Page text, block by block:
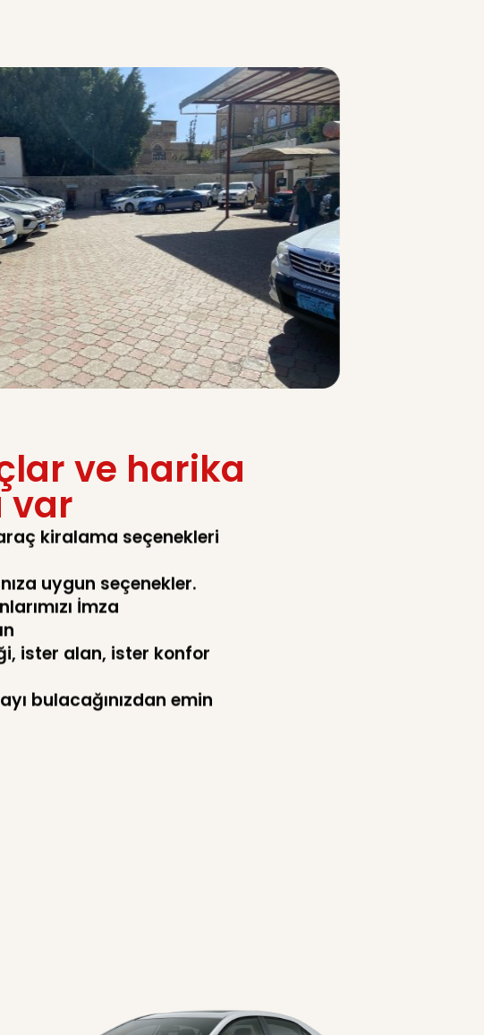
ve harika
var
kiralama seçenekleri
uygun seçenekler.
İmza
ister alan, ister konfor
bulacağınızdan emin